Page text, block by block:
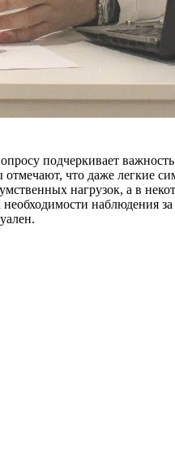
подчеркивает
что даже легкие
нагрузок, а в
наблюдения